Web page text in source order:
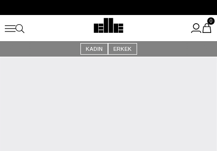
Kargo Ücretsiz!
KADIN ERKEK
0